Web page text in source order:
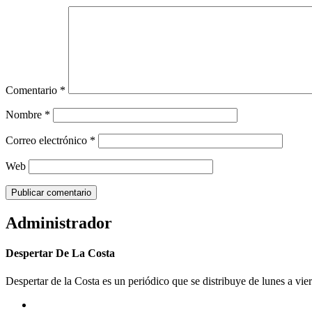
Comentario *
Nombre *
Correo electrónico *
Web
Administrador
Despertar De La Costa
Despertar de la Costa es un periódico que se distribuye de lunes a